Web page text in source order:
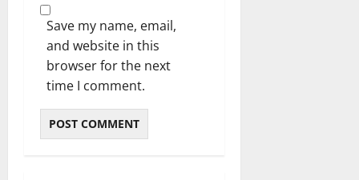
Save my name, email,
and website in this
browser for the next
time I comment.